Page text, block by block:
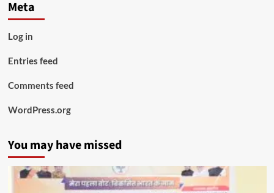
Meta
Log in
Entries feed
Comments feed
WordPress.org
You may have missed